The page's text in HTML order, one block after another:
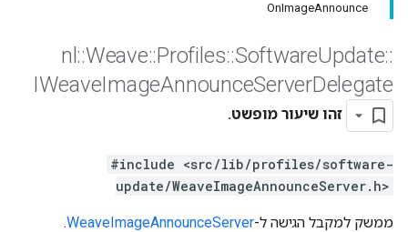
OnImageAnnounce
nl ::Weave::Profiles::SoftwareUpdate::
IWeaveImageAnnounceServerDelegate
זהו שיעור מופשט.
#include <src/lib/profiles/software-
update/WeaveImageAnnounceServer.h>
ממשק למקבל הגישה ל-WeaveImageAnnounceServer
.